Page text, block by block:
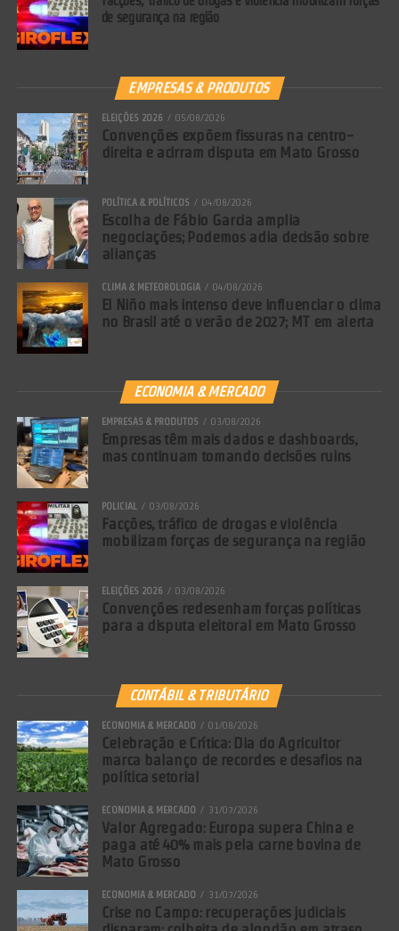
de segurança na região
EMPRESAS & PRODUTOS
ELEIÇÕES 2026 05/08/2026
Convenções expõem fissuras na centro-
direita e acirram disputa em Mato Grosso
POLÍTICA & POLÍTICOS 04/08/2026
Escolha de Fábio Garcia amplia
negociações; Podemos adia decisão sobre
alianças
CLIMA & METEOROLOGIA 04/08/2026
El Niño mais intenso deve influenciar o clima
no Brasil até o verão de 2027; MT em alerta
ECONOMIA & MERCADO
EMPRESAS & PRODUTOS 03/08/2026
Empresas têm mais dados e dashboards,
mas continuam tomando decisões ruins
POLICIAL 03/08/2026
Facções, tráfico de drogas e violência
mobilizam forças de segurança na região
ELEIÇÕES 2026 03/08/2026
Convenções redesenham forças políticas
para a disputa eleitoral em Mato Grosso
CONTÁBIL & TRIBUTÁRIO
ECONOMIA & MERCADO 01/08/2026
Celebração e Crítica: Dia do Agricultor
marca balanço de recordes e desafios na
política setorial
ECONOMIA & MERCADO 31/07/2026
Valor Agregado: Europa supera China e
paga até 40% mais pela carne bovina de
Mato Grosso
ECONOMIA & MERCADO 31/07/2026
Crise no Campo: recuperações judiciais